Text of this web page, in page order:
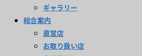
ギャラリー
総合案内
直営店
お取り扱い店